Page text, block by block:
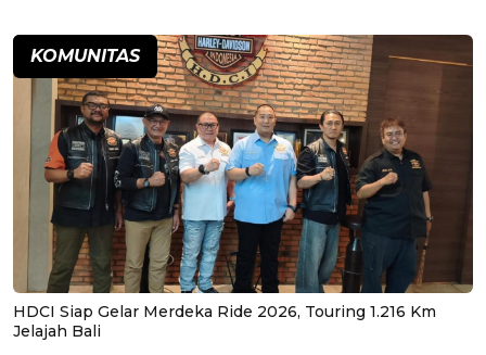
KOMUNITAS
HDCI Siap Gelar Merdeka Ride 2026, Touring 1.216 Km
Jelajah Bali